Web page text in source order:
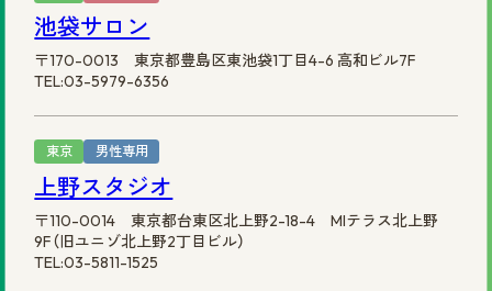
池袋サロン
〒170-0013 東京都豊島区東池袋1丁目4-6 高和ビル7F
TEL:03-5979-6356
東京 男性専用
上野スタジオ
〒110-0014 東京都台東区北上野2-18-4 MIテラス北上野
9F（旧ユニゾ北上野2丁目ビル）
TEL:03-5811-1525